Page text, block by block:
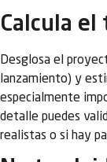
Calcula el
Desglosa el
lanzamiento) y
especialmente
detalle puedes
realistas o si hay